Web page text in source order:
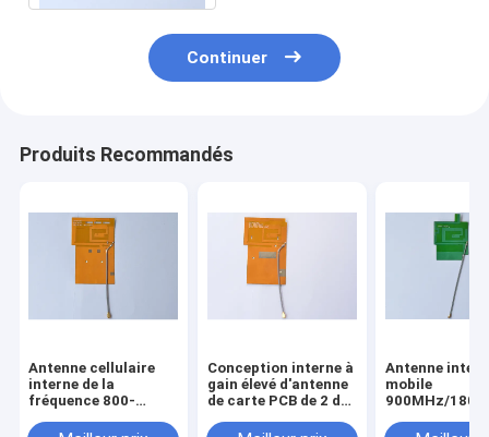
Continuer
Produits Recommandés
Antenne cellulaire
interne de la
fréquence 800-
Conception interne à
gain élevé d'antenne
de carte PCB de 2 du
WIFI de l'antenne 868
Antenne
mobile
900MHz/1800
GSM de